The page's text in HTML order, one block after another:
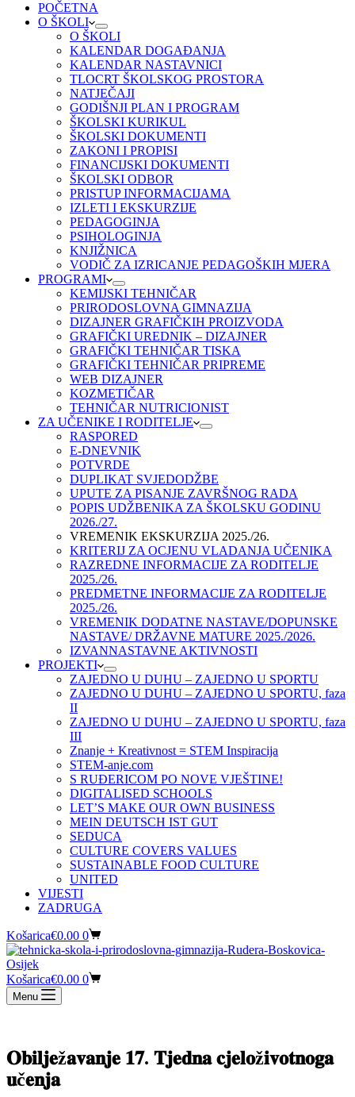
POČETNA
O ŠKOLI
O ŠKOLI
KALENDAR DOGAĐANJA
KALENDAR NASTAVNICI
TLOCRT ŠKOLSKOG PROSTORA
NATJEČAJI
GODIŠNJI PLAN I PROGRAM
ŠKOLSKI KURIKUL
ŠKOLSKI DOKUMENTI
ZAKONI I PROPISI
FINANCIJSKI DOKUMENTI
ŠKOLSKI ODBOR
PRISTUP INFORMACIJAMA
IZLETI I EKSKURZIJE
PEDAGOGINJA
PSIHOLOGINJA
KNJIŽNICA
VODIČ ZA IZRICANJE PEDAGOŠKIH MJERA
PROGRAMI
KEMIJSKI TEHNIČAR
PRIRODOSLOVNA GIMNAZIJA
DIZAJNER GRAFIČKIH PROIZVODA
GRAFIČKI UREDNIK – DIZAJNER
GRAFIČKI TEHNIČAR TISKA
GRAFIČKI TEHNIČAR PRIPREME
WEB DIZAJNER
KOZMETIČAR
TEHNIČAR NUTRICIONIST
ZA UČENIKE I RODITELJE
RASPORED
E-DNEVNIK
POTVRDE
DUPLIKAT SVJEDODŽBE
UPUTE ZA PISANJE ZAVRŠNOG RADA
POPIS UDŽBENIKA ZA ŠKOLSKU GODINU
2026./27.
VREMENIK EKSKURZIJA 2025./26.
KRITERIJ ZA OCJENU VLADANJA UČENIKA
RAZREDNE INFORMACIJE ZA RODITELJE
2025./26.
PREDMETNE INFORMACIJE ZA RODITELJE
2025./26.
VREMENIK DODATNE NASTAVE/DOPUNSKE
NASTAVE/ DRŽAVNE MATURE 2025./2026.
IZVANNASTAVNE AKTIVNOSTI
PROJEKTI
ZAJEDNO U DUHU – ZAJEDNO U SPORTU
ZAJEDNO U DUHU – ZAJEDNO U SPORTU, faza
II
ZAJEDNO U DUHU – ZAJEDNO U SPORTU, faza
III
Znanje + Kreativnost = STEM Inspiracija
STEM-anje.com
S RUĐERICOM PO NOVE VJEŠTINE!
DIGITALISED SCHOOLS
LET’S MAKE OUR OWN BUSINESS
MEIN DEUTSCH IST GUT
SEDUCA
CULTURE COVERS VALUES
SUSTAINABLE FOOD CULTURE
UNITED
VIJESTI
ZADRUGA
Košarica€0.00 0
Košarica€0.00 0
Menu
𝐎𝐛𝐢𝐥𝐣𝐞ž𝐚𝐯𝐚𝐧𝐣𝐞 𝟏𝟕. 𝐓𝐣𝐞𝐝𝐧𝐚 𝐜𝐣𝐞𝐥𝐨ž𝐢𝐯𝐨𝐭𝐧𝐨𝐠𝐚
𝐮č𝐞𝐧𝐣𝐚